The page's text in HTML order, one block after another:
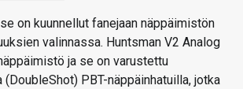
on kuunnellut fanejaan näppäimistön
valinnassa. Huntsman V2 Analog
ja se on varustettu
PBT-näppäinhatuilla, jotka